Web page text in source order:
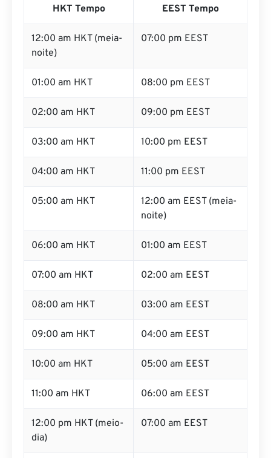
HKT Tempo EEST Tempo
12:00 am HKT (meia-
noite)
07:00 pm EEST
01:00 am HKT 08:00 pm EEST
02:00 am HKT 09:00 pm EEST
03:00 am HKT 10:00 pm EEST
04:00 am HKT 11:00 pm EEST
05:00 am HKT
12:00 am EEST (meia-
noite)
06:00 am HKT 01:00 am EEST
07:00 am HKT 02:00 am EEST
08:00 am HKT 03:00 am EEST
09:00 am HKT 04:00 am EEST
10:00 am HKT 05:00 am EEST
11:00 am HKT 06:00 am EEST
12:00 pm HKT (meio-
dia)
07:00 am EEST